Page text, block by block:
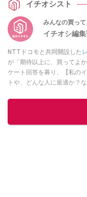
イチオシスト
みんなの買っ
イチオシ編
NTTドコモと共同開設した
が「期待以上に、買ってよ
ケート回答を募り、【私の
トや、どんな人に最適か？